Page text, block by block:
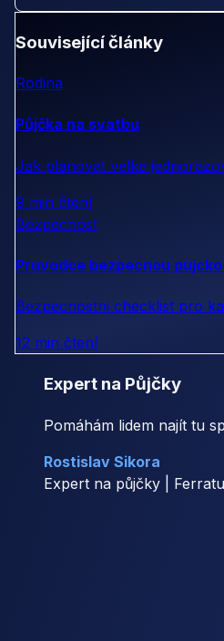
Související články
Rodina
Půjčka na svatbu
Jak planovat velke
9 min čtení
Bezpecnost
Pruvodce bezpecnou
Bezpecnostni checklist pro
12 min čtení
Expert na Půjčky
Pomáhám lidem najít tu
Rostislav Sikora
Expert na půjčky |